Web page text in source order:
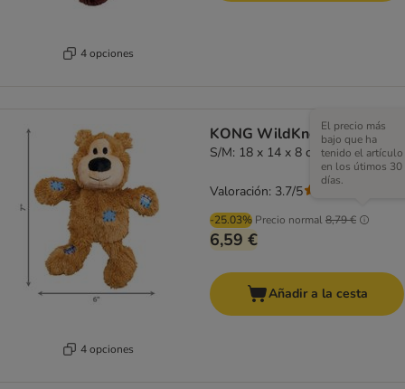
4 opciones
4 opciones
KONG WildKnots Bears
S/M: 18 x 14 x 8 cm (L x An x Al)
-25.03% Precio normal8,79 €
El precio más
bajo que ha
tenido el artículo
en los útimos 30
días.
6,59 €
Valoración: 3.7/5
Añadir a la cesta